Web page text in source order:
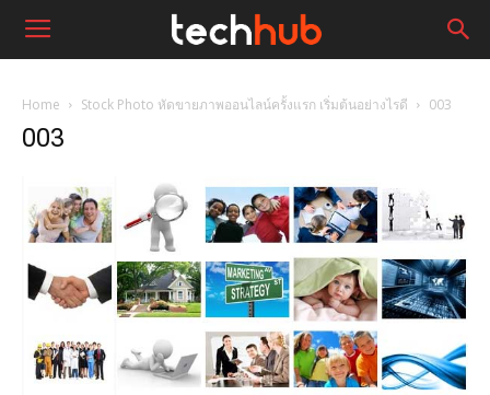
Home Stock Photo หัดขายภาพออนไลน์ครั้งแรก เริ่มต้นอย่างไรดี 003
003